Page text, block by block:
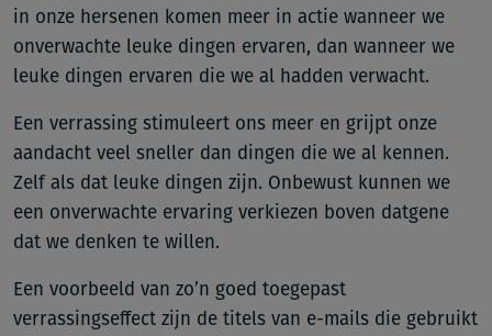
in onze hersenen komen meer in actie wanneer we
onverwachte leuke dingen ervaren, dan wanneer we
leuke dingen ervaren die we al hadden verwacht.
Een verrassing stimuleert ons meer en grijpt onze
aandacht veel sneller dan dingen die we al kennen.
Zelf als dat leuke dingen zijn. Onbewust kunnen we
een onverwachte ervaring verkiezen boven datgene
dat we denken te willen.
Een voorbeeld van zo’n goed toegepast
verrassingseffect zijn de titels van e-mails die gebruikt